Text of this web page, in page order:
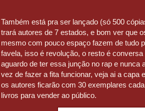
Também está pra ser lançado (só 500
trará autores de 7 estados, e bom ver que
mesmo com pouco espaço fazem de tudo
favela, isso é revolução, o resto é
aguardo de ter essa junção no rap e nunca
vez de fazer a fita funcionar, veja ai a capa
os autores ficarão com 30 exemplares
livros para vender ao público.